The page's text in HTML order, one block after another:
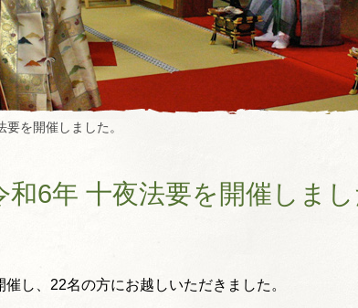
を開催しました。
和6年 十夜法要を開催しまし
し、22名の方にお越しいただきました。